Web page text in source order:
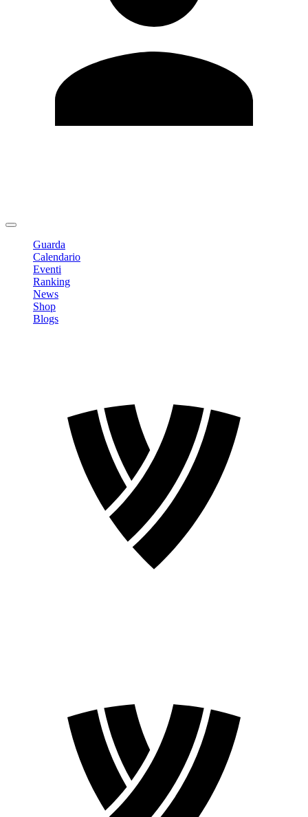
Guarda
Calendario
Eventi
Ranking
News
Shop
Blogs